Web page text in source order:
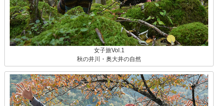
女子旅Vol.1
秋の井川・奥大井の自然